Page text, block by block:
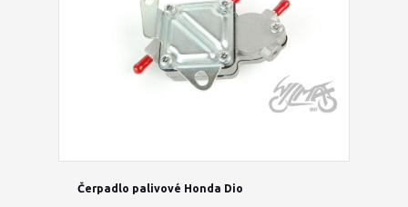
Čerpadlo palivové Honda Dio